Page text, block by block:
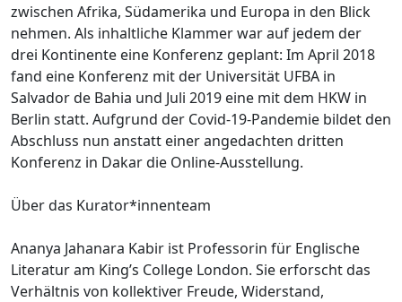
zwischen Afrika, Südamerika und Europa in den Blick
nehmen. Als inhaltliche Klammer war auf jedem der
drei Kontinente eine Konferenz geplant: Im April 2018
fand eine Konferenz mit der Universität UFBA in
Salvador de Bahia und Juli 2019 eine mit dem HKW in
Berlin statt. Aufgrund der Covid-19-Pandemie bildet den
Abschluss nun anstatt einer angedachten dritten
Konferenz in Dakar die Online-Ausstellung.
Über das Kurator*innenteam
Ananya Jahanara Kabir ist Professorin für Englische
Literatur am King’s College London. Sie erforscht das
Verhältnis von kollektiver Freude, Widerstand,